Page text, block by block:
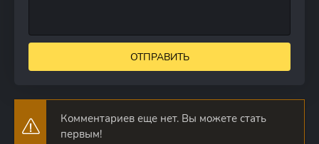
ОТПРАВИТЬ
Комментариев еще нет. Вы можете стать
первым!